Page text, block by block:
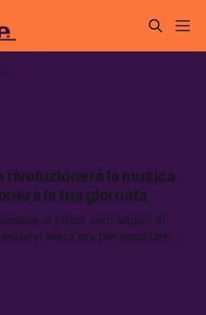
rivoluzionerà la musica
la tua giornata
il primo vero album di
mezz’ora per ascoltare